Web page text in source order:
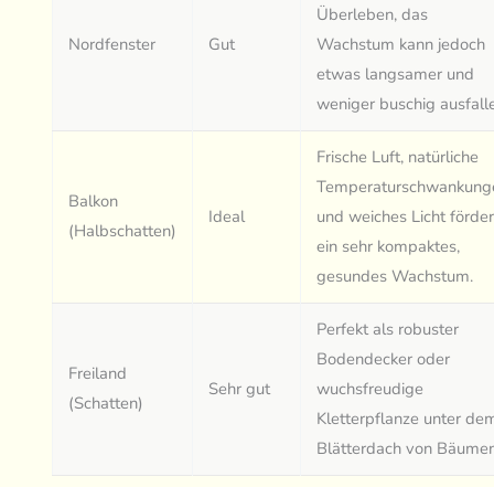
Nordfenster Gut
Überleben, das
Wachstum kann jedoch
etwas langsamer und
weniger buschig
Balkon
(Halbschatten)
Ideal
Frische Luft, natürliche
und weiches Licht
ein sehr kompaktes,
gesundes Wachstum.
Freiland
(Schatten)
Sehr gut
Perfekt als robuster
Bodendecker oder
wuchsfreudige
Kletterpflanze unter
Blätterdach von